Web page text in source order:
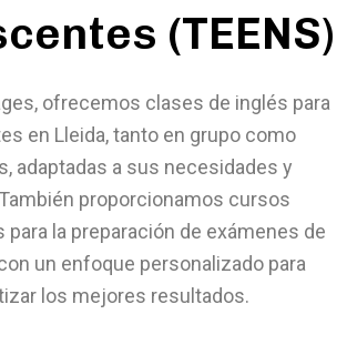
(TEENS)
ofrecemos clases de inglés para
en Lleida, tanto en grupo como
adaptadas a sus necesidades y
proporcionamos cursos
para la preparación de exámenes de
un enfoque personalizado para
los mejores resultados.